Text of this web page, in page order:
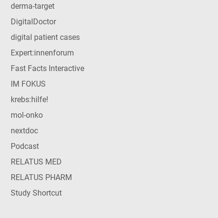
derma-target
DigitalDoctor
digital patient cases
Expert:innenforum
Fast Facts Interactive
IM FOKUS
krebs:hilfe!
mol-onko
nextdoc
Podcast
RELATUS MED
RELATUS PHARM
Study Shortcut